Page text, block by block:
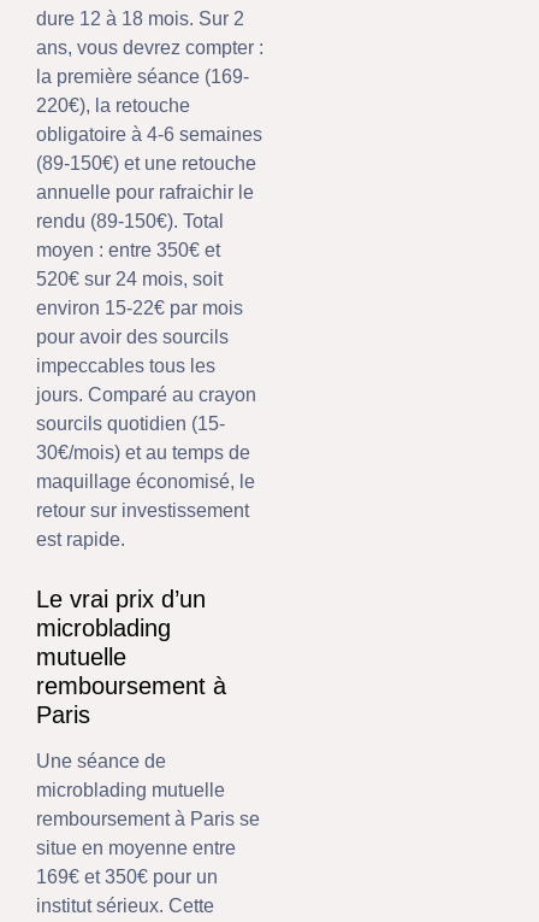
dure 12 à 18 mois. Sur 2
ans, vous devrez compter :
la première séance (169-
220€), la retouche
obligatoire à 4-6 semaines
(89-150€) et une retouche
annuelle pour rafraichir le
rendu (89-150€). Total
moyen : entre 350€ et
520€ sur 24 mois, soit
environ 15-22€ par mois
pour avoir des sourcils
impeccables tous les
jours. Comparé au crayon
sourcils quotidien (15-
30€/mois) et au temps de
maquillage économisé, le
retour sur investissement
est rapide.
Le vrai prix d’un
microblading
mutuelle
remboursement à
Paris
Une séance de
microblading mutuelle
remboursement à Paris se
situe en moyenne entre
169€ et 350€ pour un
institut sérieux. Cette